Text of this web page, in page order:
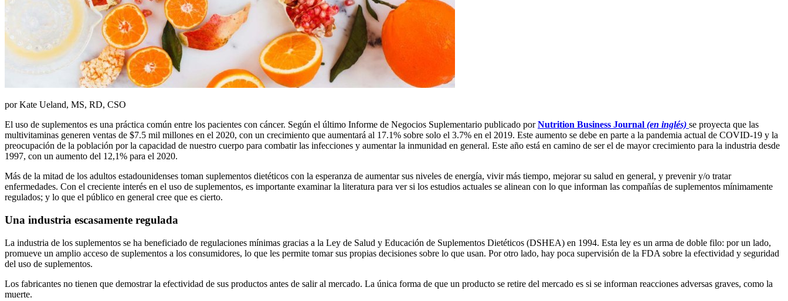
por Kate Ueland, MS, RD, CSO
El uso de suplementos es una práctica común entre los pacientes con cáncer. Según el último Informe de Negocios Suplementario publicado porNutrition Business Journal (en inglés) se proyecta que las
multivitaminas generen ventas de $7.5 mil millones en el 2020, con un crecimiento que aumentará al 17.1% sobre solo el 3.7% en el 2019. Este aumento se debe en parte a la pandemia actual de COVID-19 y la
preocupación de la población por la capacidad de nuestro cuerpo para combatir las infecciones y aumentar la inmunidad en general. Este año está en camino de ser el de mayor crecimiento para la industria desde
1997, con un aumento del 12,1% para el 2020.
Más de la mitad de los adultos estadounidenses toman suplementos dietéticos con la esperanza de aumentar sus niveles de energía, vivir más tiempo, mejorar su salud en general, y prevenir y/o tratar
enfermedades. Con el creciente interés en el uso de suplementos, es importante examinar la literatura para ver si los estudios actuales se alinean con lo que informan las compañías de suplementos mínimamente
regulados; y lo que el público en general cree que es cierto.
Una industria escasamente regulada
La industria de los suplementos se ha beneficiado de regulaciones mínimas gracias a la Ley de Salud y Educación de Suplementos Dietéticos (DSHEA) en 1994. Esta ley es un arma de doble filo: por un lado,
promueve un amplio acceso de suplementos a los consumidores, lo que les permite tomar sus propias decisiones sobre lo que usan. Por otro lado, hay poca supervisión de la FDA sobre la efectividad y seguridad
del uso de suplementos.
Los fabricantes no tienen que demostrar la efectividad de sus productos antes de salir al mercado. La única forma de que un producto se retire del mercado es si se informan reacciones adversas graves, como la
muerte.